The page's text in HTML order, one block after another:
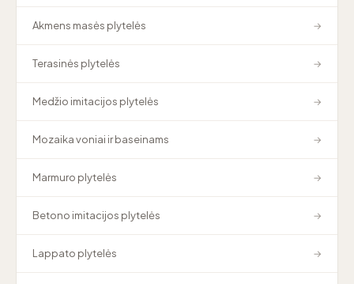
Akmens masės plytelės →
Terasinės plytelės →
Medžio imitacijos plytelės →
Mozaika voniai ir baseinams →
Marmuro plytelės →
Betono imitacijos plytelės →
Lappato plytelės →